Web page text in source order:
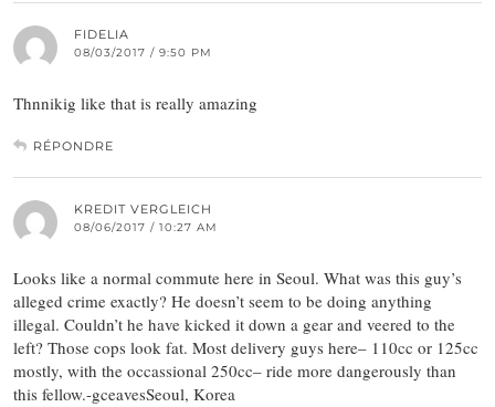
FIDELIA
08/03/2017 / 9:50 PM
Thnnikig like that is really amazing
RÉPONDRE
KREDIT VERGLEICH
08/06/2017 / 10:27 AM
Looks like a normal commute here in Seoul. What was this guy’s
alleged crime exactly? He doesn’t seem to be doing anything
illegal. Couldn’t he have kicked it down a gear and veered to the
left? Those cops look fat. Most delivery guys here– 110cc or 125cc
mostly, with the occassional 250cc– ride more dangerously than
this fellow.-gceavesSeoul, Korea